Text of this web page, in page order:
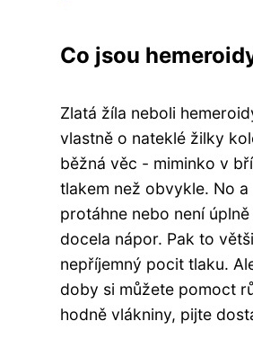
Co jsou
Zlatá žíla neboli
vlastně o nateklé žilky
běžná věc - miminko v
tlakem než obvykle. No
protáhne nebo není
docela nápor. Pak to
nepříjemný pocit tlaku.
doby si můžete pomoct
hodně vlákniny, pijte